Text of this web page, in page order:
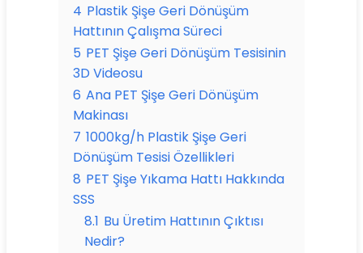
4 Plastik Şişe Geri Dönüşüm
Hattının Çalışma Süreci
5 PET Şişe Geri Dönüşüm Tesisinin
3D Videosu
6 Ana PET Şişe Geri Dönüşüm
Makinası
7 1000kg/h Plastik Şişe Geri
Dönüşüm Tesisi Özellikleri
8 PET Şişe Yıkama Hattı Hakkında
SSS
8.1 Bu Üretim Hattının Çıktısı
Nedir?